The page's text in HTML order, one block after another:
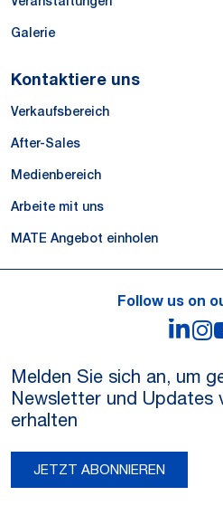
Galerie
Kontaktiere uns
Verkaufsbereich
After-Sales
Medienbereich
Arbeite mit uns
MATE Angebot einholen
Follow us on
Melden Sie sich an, um
Newsletter und Updates
erhalten
JETZT ABONNIEREN